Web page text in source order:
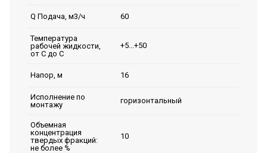
Q Подача, м3/ч 60
Температура
рабочей жидкости,
от С до С
+5...+50
Напор, м 16
Исполнение по
монтажу
горизонтальный
Объемная
концентрация
твердых фракций:
не более %
10